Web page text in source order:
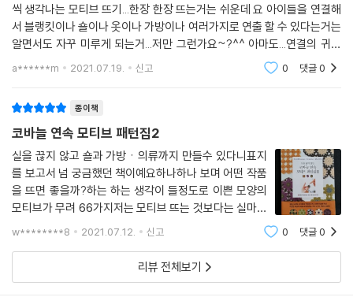
씩 생각나는 모티브 뜨기...한장 한장 뜨는거는 쉬운데 요 아이들을 연결해
서 블랭킷이나 숄이나 옷이나 가방이나 여러가지로 연출 할 수 있다는거는
알면서도 자꾸 미루게 되는거...저만 그런가요~?^^ 아마도...연결의 귀찮
a******m 2021.07.19. 신고 0 댓글0
종이책
코바늘 연속 모티브 패턴집2
실을 끊지 않고 숄과 가방ㆍ의류까지 만들수 있다니표지
를 보고서 넘 궁금했던 책이예요하나하나 보며 어떤 작품
을 뜨면 좋을까?하는 하는 생각이 들정도로 이쁜 모양의
모티브가 무려 66가지저는 모티브 뜨는 것보다는 실마무
리가 힘들고 귀찮았는데요실을 끊지 않고 완성이 가능하
신 분들도 충분히 뜨실수 있겠어요1권에 이어 2
w********8 2021.07.12. 신고 0 댓글0
리뷰 전체보기